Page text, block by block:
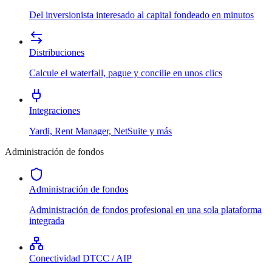
Del inversionista interesado al capital fondeado en minutos
Distribuciones
Calcule el waterfall, pague y concilie en unos clics
Integraciones
Yardi, Rent Manager, NetSuite y más
Administración de fondos
Administración de fondos
Administración de fondos profesional en una sola plataforma
integrada
Conectividad DTCC / AIP